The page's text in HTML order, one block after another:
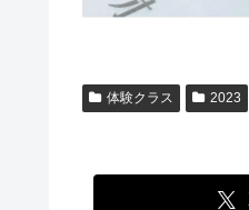
体験クラス 2023